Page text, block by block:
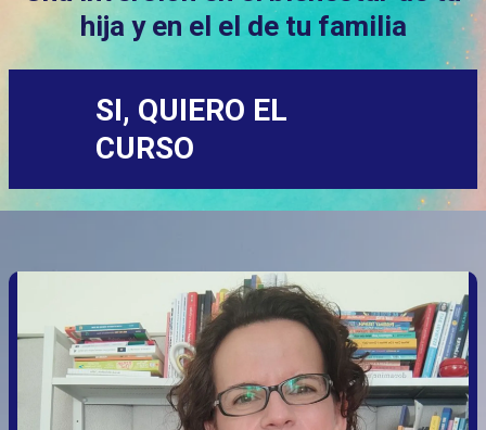
hija y en el el de tu familia
SI, QUIERO EL
CURSO